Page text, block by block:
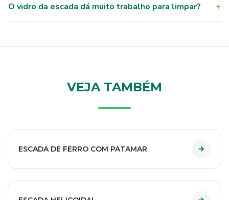
O vidro da escada dá muito trabalho para limpar? +
VEJA TAMBÉM
ESCADA DE FERRO COM PATAMAR